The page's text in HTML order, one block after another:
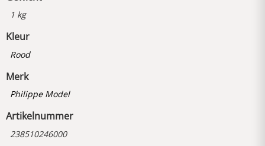
1 kg
Kleur
Rood
Merk
Philippe Model
Artikelnummer
238510246000